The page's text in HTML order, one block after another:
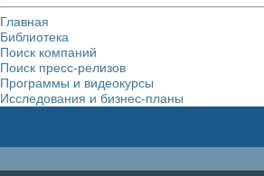
Главная
Библиотека
Поиск компаний
Поиск пресс-релизов
Программы и видеокурсы
Исследования и бизнес-планы